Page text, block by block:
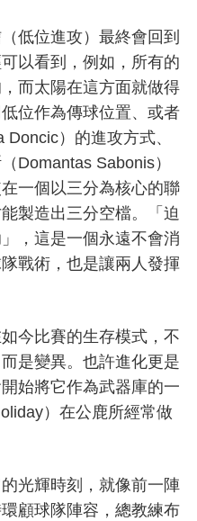
低位進攻）最終會回到
以看到，例如，所有的
而太陽在這方面就做得
位作為傳球位置、或者
）的進攻方式、
Domantas Sabonis）
一個以三分為核心的聯
製造出三分空檔。「迫
，這是一個永遠不會消
戰術，也是讓兩人發揮
今比賽的生存模式，不
是變異。也許進化更是
始將它作為武器庫的一
）在公鹿所經常做
光輝時刻，就像前一陣
顧球隊陣容，總教練布